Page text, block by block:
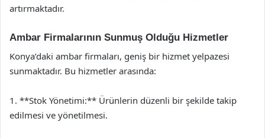
artırmaktadır.
Ambar Firmalarının Sunmuş Olduğu Hizmetler
Konya’daki ambar firmaları, geniş bir hizmet yelpazesi
sunmaktadır. Bu hizmetler arasında:
1. **Stok Yönetimi:** Ürünlerin düzenli bir şekilde takip
edilmesi ve yönetilmesi.